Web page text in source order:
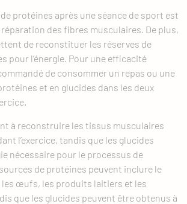
protéines après une séance de sport est
des fibres musculaires. De plus,
de reconstituer les réserves de
pour l’énergie. Pour une efficacité
de consommer un repas ou une
et en glucides dans les deux
à reconstruire les tissus musculaires
l’exercice, tandis que les glucides
nécessaire pour le processus de
de protéines peuvent inclure le
les œufs, les produits laitiers et les
que les glucides peuvent être obtenus à